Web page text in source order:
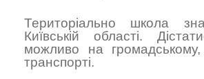
Територіально школа
Київській області.
можливо на
транспорті.